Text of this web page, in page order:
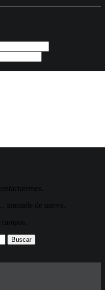
intentele de nuevo.